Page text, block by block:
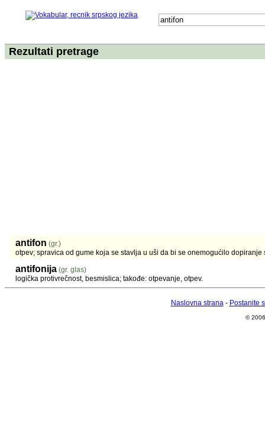
Rezultati pretrage
antifon (gr.)
otpev; spravica od gume koja se stavlja u uši da bi se onemogućilo dopiranje
antifonija (gr. glas)
logička protivrečnost, besmislica; takođe: otpevanje, otpev.
Naslovna strana- Postanite
©